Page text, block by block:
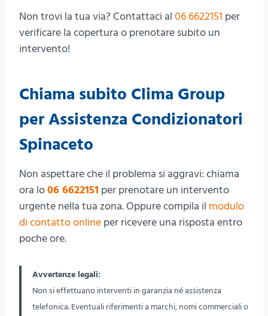
Non trovi la tua via? Contattaci al 06 6622151 per
verificare la copertura o prenotare subito un
intervento!
Chiama subito Clima Group
per Assistenza Condizionatori
Spinaceto
Non aspettare che il problema si aggravi: chiama
ora lo06 6622151 per prenotare un intervento
urgente nella tua zona. Oppure compila il modulo
di contatto online per ricevere una risposta entro
poche ore.
Avvertenze legali:
Non si effettuano interventi in garanzia né assistenza
telefonica. Eventuali riferimenti a marchi, nomi commerciali o